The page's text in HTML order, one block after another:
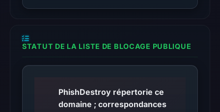
The
the
STATUT DE LA LISTE DE BLOCAGE PUBLIQUE
PhishDestroy répertorie ce
domaine ; correspondances